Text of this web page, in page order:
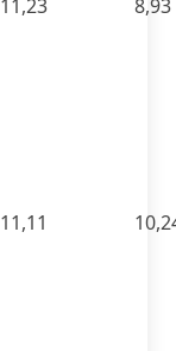
11,23 8,93
11,11